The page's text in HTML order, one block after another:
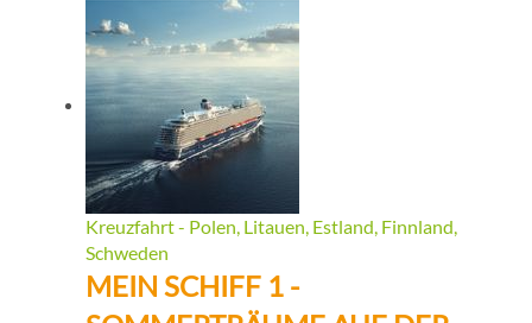
Kreuzfahrt - Polen, Litauen, Estland, Finnland,
Schweden
MEIN SCHIFF 1 -